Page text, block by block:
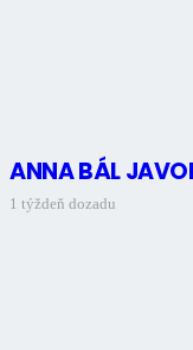
ANNA BÁL
1 týždeň dozadu